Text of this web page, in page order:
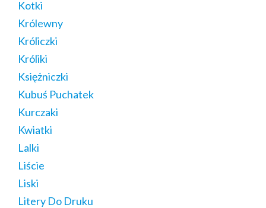
Kotki
Królewny
Króliczki
Króliki
Księżniczki
Kubuś Puchatek
Kurczaki
Kwiatki
Lalki
Liście
Liski
Litery Do Druku